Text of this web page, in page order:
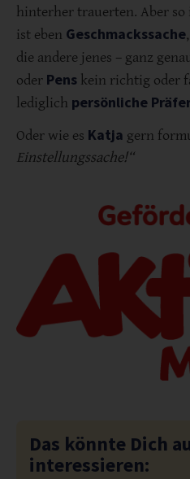
hinterher trauerten. Aber so
ist eben Geschmackssache
die andere jenes – ganz
oder Pens kein richtig oder
lediglich persönliche
Oder wie es Katja gern
Einstellungssache!“
Das könnte Dich
interessieren: